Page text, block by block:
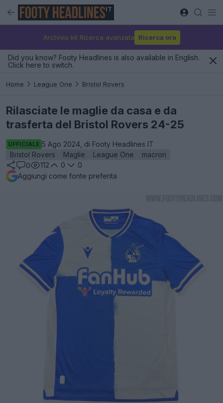
IT
Archivio kit Ricerca avanzata Ricerca ora
Did you know? Footy Headlines is also available in English.
Click here to switch.
Home League One Bristol Rovers
Rilasciate le maglie da casa e da
trasferta del Bristol Rovers 24-25
UFFICIALE 5 Ago 2024, di Footy Headlines IT
Bristol Rovers
Maglie League One
macron
0
112 0
0
Aggiungi come fonte preferita